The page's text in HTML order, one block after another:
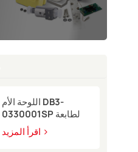
اللوحة الأم DB3-
0330001SP لطابعة
Domino A-GP النافثة
للحبر